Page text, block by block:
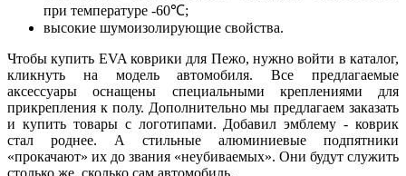
при температуре -60℃;
высокие шумоизолирующие свойства.
Чтобы купить EVA коврики для Пежо, нужно войти в каталог,
кликнуть на модель автомобиля. Все предлагаемые
аксессуары оснащены специальными креплениями для
прикрепления к полу. Дополнительно мы предлагаем заказать
и купить товары с логотипами. Добавил эмблему - коврик
стал роднее. А стильные алюминиевые подпятники
«прокачают» их до звания «неубиваемых». Они будут служить
столько же, сколько сам автомобиль.